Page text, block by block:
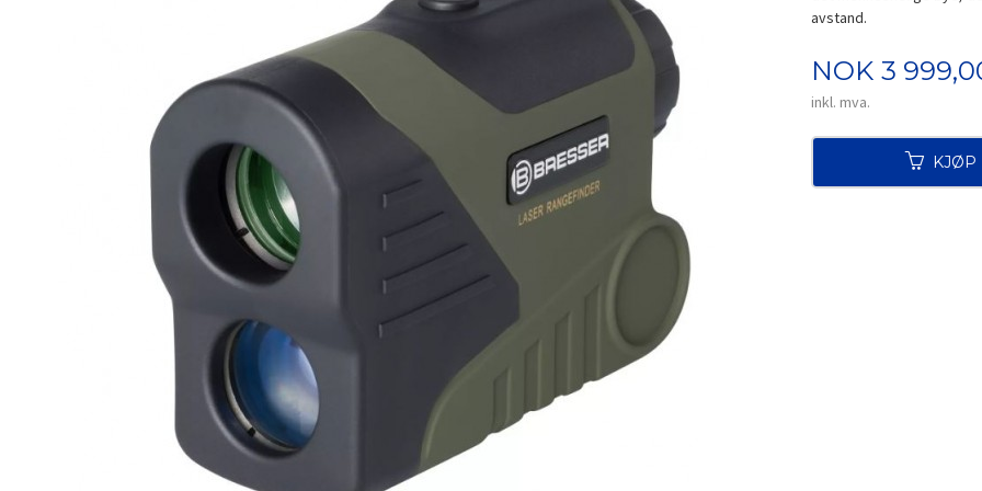
avstand.
Pris
NOK 3
inkl. mva.
KJØP